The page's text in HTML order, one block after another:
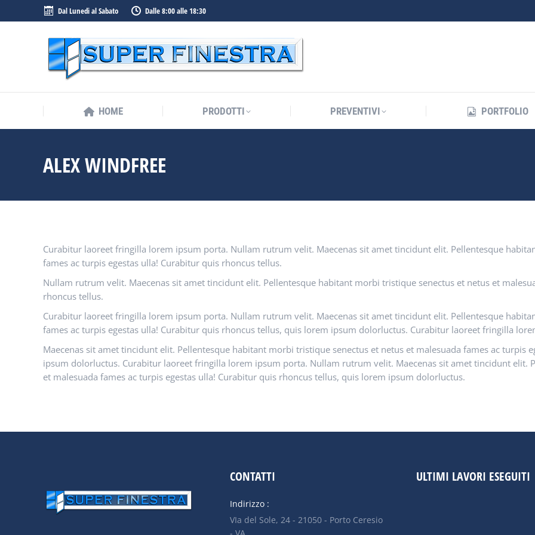
Dal Lunedi al Sabato Dalle 8:00 alle 18:30
HOME PRODOTTI PREVENTIVI PORTFOLIO
ALEX WINDFREE
Curabitur laoreet fringilla lorem ipsum porta. Nullam rutrum velit. Maecenas sit amet tincidunt elit. Pellentesque
fames ac turpis egestas ulla! Curabitur quis rhoncus tellus.
Nullam rutrum velit. Maecenas sit amet tincidunt elit. Pellentesque habitant morbi tristique senectus et netus et
rhoncus tellus.
Curabitur laoreet fringilla lorem ipsum porta. Nullam rutrum velit. Maecenas sit amet tincidunt elit. Pellentesque
fames ac turpis egestas ulla! Curabitur quis rhoncus tellus, quis lorem ipsum dolorluctus. Curabitur laoreet fringilla
Maecenas sit amet tincidunt elit. Pellentesque habitant morbi tristique senectus et netus et malesuada fames ac turpis
ipsum dolorluctus. Curabitur laoreet fringilla lorem ipsum porta. Nullam rutrum velit. Maecenas sit amet tincidunt elit.
et malesuada fames ac turpis egestas ulla! Curabitur quis rhoncus tellus, quis lorem ipsum dolorluctus.
CONTATTI
Indirizzo :
VIa del Sole, 24 - 21050 - Porto Ceresio
ULTIMI LAVORI ESEGUITI
HOME PRODOTTI PREVENTIVI PORTFOLIO